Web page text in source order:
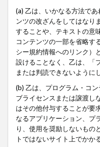
(a) 乙は、いかなる方法で
ンツの改ざんをしてはなり
することや、テキストの意
コンテンツの一部を省略す
シー規約情報へのリンク）
設けることなく、乙は、「
または判読できないように
(b) 乙は、プログラム・コ
ブライセンスまたは譲渡し
はその他付与することが要
なるアプリケーション、プ
り、使用を奨励しないもの
トではないサイト上でかか